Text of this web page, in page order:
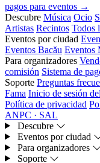
pagos para eventos →
Descubre Música Ocio
Artistas Recintos Todos
Eventos por ciudad
Eventos Bacău Eventos
Para organizadores
comisión Sistema de
Soporte Preguntas
Fama Inicio de sesión
Política de privacidad
ANPC · SAL
Descubre
Eventos por ciudad
Para organizadores
Soporte